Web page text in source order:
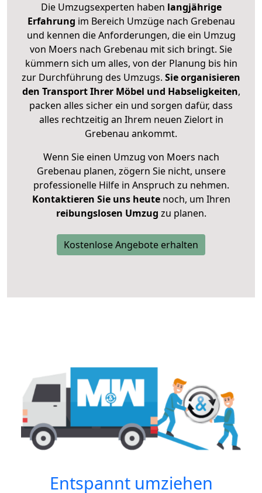
Die Umzugsexperten haben langjährige
Erfahrung im Bereich Umzüge nach Grebenau
und kennen die Anforderungen, die ein Umzug
von Moers nach Grebenau mit sich bringt. Sie
kümmern sich um alles, von der Planung bis hin
zur Durchführung des Umzugs. Sie organisieren
den Transport Ihrer Möbel und Habseligkeiten,
packen alles sicher ein und sorgen dafür, dass
alles rechtzeitig an Ihrem neuen Zielort in
Grebenau ankommt.
Wenn Sie einen Umzug von Moers nach
Grebenau planen, zögern Sie nicht, unsere
professionelle Hilfe in Anspruch zu nehmen.
Kontaktieren Sie uns heutenoch, um Ihren
reibungslosen Umzug zu planen.
Kostenlose Angebote erhalten
Entspannt umziehen